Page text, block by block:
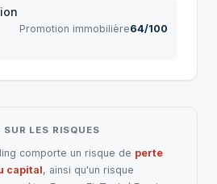
Promotion immobilière64/100
LES RISQUES
comporte un risque de perte
capital, ainsi qu'un risque